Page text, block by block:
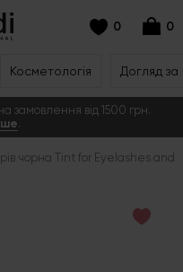
0 0
Косметологія Догляд
замовлення від 1500 грн.
.
чорна Tint for Eyelashes and